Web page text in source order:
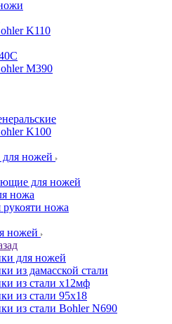
K110
M390
K100
ножей
для ножей
ножа
рукояти ножа
ножей
для ножей
из дамасской стали
из стали х12мф
из стали 95х18
из стали Bohler N690